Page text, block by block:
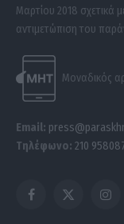
Μαρτίου 2018 σχετικά
αντιμετώπιση του
Μοναδικός
Email:
Τηλέφωνο: 210
Facebook
X